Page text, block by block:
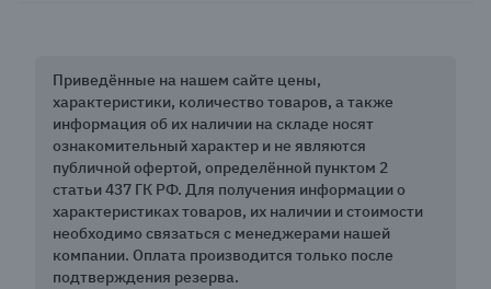
Приведённые на нашем сайте цены,
характеристики, количество товаров, а также
информация об их наличии на складе носят
ознакомительный характер и не являются
публичной офертой, определённой пунктом 2
статьи 437 ГК РФ. Для получения информации о
характеристиках товаров, их наличии и стоимости
необходимо связаться с менеджерами нашей
компании. Оплата производится только после
подтверждения резерва.